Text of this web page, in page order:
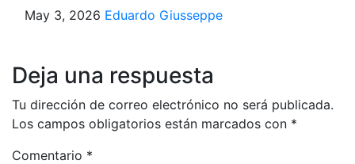
May 3, 2026 Eduardo Giusseppe
Deja una respuesta
Tu dirección de correo electrónico no será publicada.
Los campos obligatorios están marcados con *
Comentario *